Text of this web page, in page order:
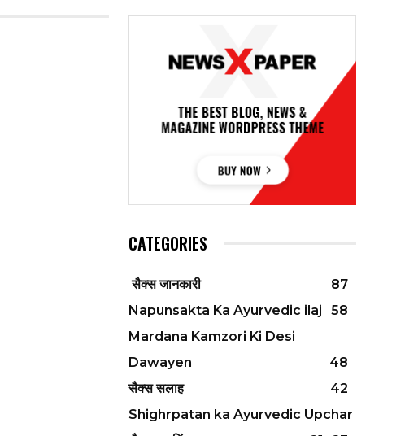
CATEGORIES
सैक्स जानकारी
87
Napunsakta Ka Ayurvedic ilaj
58
Mardana Kamzori Ki Desi
Dawayen
48
सैक्स सलाह
42
Shighrpatan ka Ayurvedic Upchar